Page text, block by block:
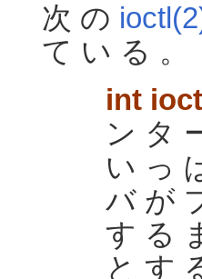
次 の
て い る 。
int
ン タ
い っ
バ が
す る
と す